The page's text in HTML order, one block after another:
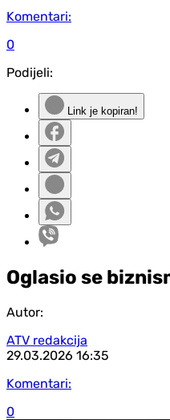
Komentari:
0
Podijeli:
Link je kopiran!
Oglasio se
Autor:
ATV redakcija
29.03.2026 16:35
Komentari:
0